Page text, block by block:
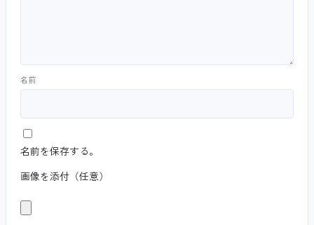
名前
名前を保存する。
画像を添付（任意）